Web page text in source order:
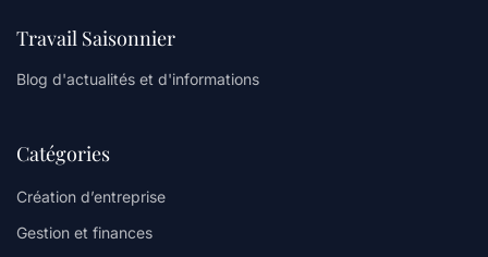
Travail Saisonnier
Blog d'actualités et d'informations
Catégories
Création d’entreprise
Gestion et finances